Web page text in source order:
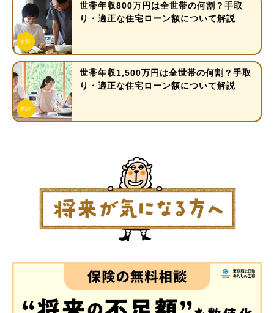
世帯年収800万円は全世帯の何割？手取
り・適正な住宅ローン額について解説
世帯年収1,500万円は全世帯の何割？手取
り・適正な住宅ローン額について解説